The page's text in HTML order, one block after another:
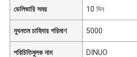
ডেলিভারি সময় 10 দিন
ন্যূনতম চাহিদার পরিমাণ 5000
পরিচিতিমুলক নাম DINUO